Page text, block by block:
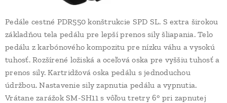
Pedále cestné PDR550 konštrukcie SPD SL. S extra širokou
základňou tela pedálu pre lepší prenos sily šliapania. Telo
pedálu z karbónového kompozitu pre nízku váhu a vysokú
tuhosť. Rozšírené ložiská a oceľová oska pre vyššiu tuhosť a
prenos sily. Kartridžová oska pedálu s jednoduchou
údržbou. Nastavenie sily zapnutia pedálu a vypnutia.
Vrátane zarážok SM-SH11 s vôľou tretry 6° pri zapnutej